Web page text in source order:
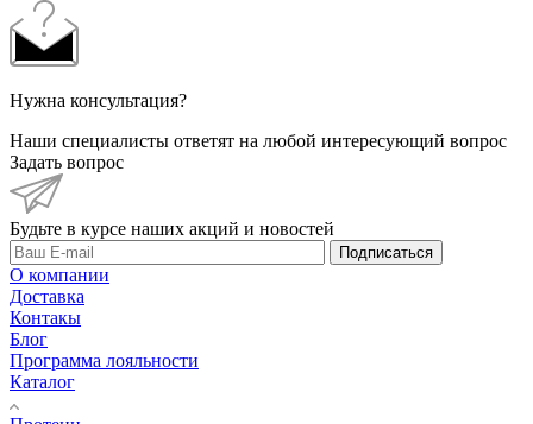
Нужна консультация?
Наши специалисты ответят на любой интересующий вопрос
Задать вопрос
Будьте в курсе наших акций и новостей
Подписаться
О компании
Доставка
Контакы
Блог
Программа лояльности
Каталог